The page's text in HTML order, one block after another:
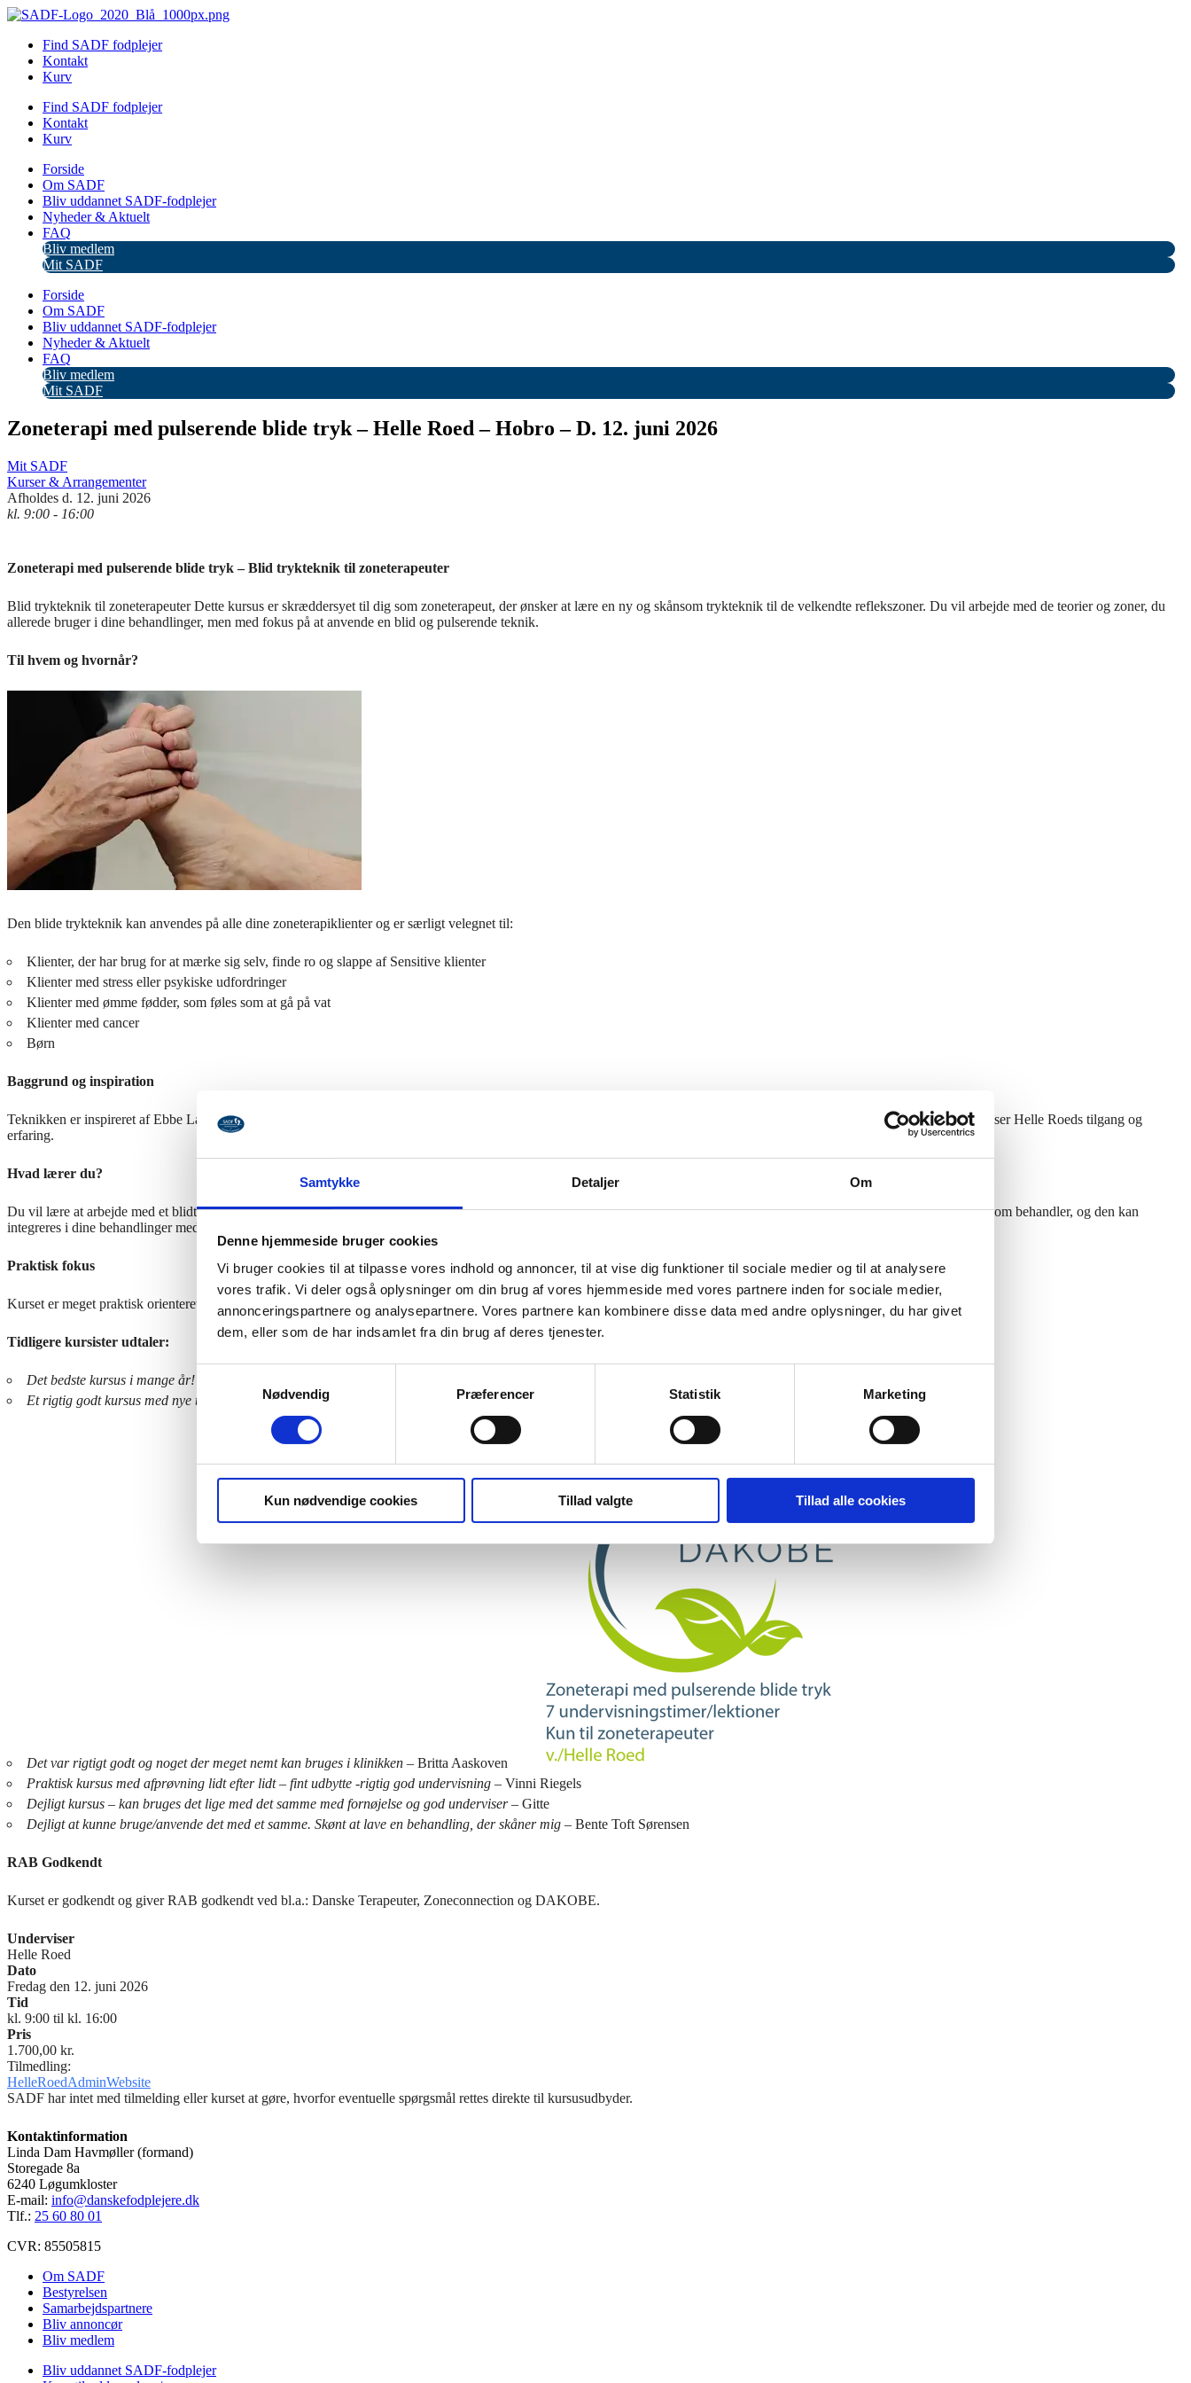
Samtykke Detaljer Om
Denne hjemmeside bruger cookies
Vi bruger cookies til at tilpasse vores indhold og annoncer, til at vise dig funktioner til sociale medier og til at analysere
vores trafik. Vi deler også oplysninger om din brug af vores hjemmeside med vores partnere inden for sociale medier,
annonceringspartnere og analysepartnere. Vores partnere kan kombinere disse data med andre oplysninger, du har givet
dem, eller som de har indsamlet fra din brug af deres tjenester.
Nødvendig
Præferencer Statistik Marketing
Kun nødvendige cookies Tillad valgte Tillad alle cookies
Videre
indholdFind SADF fodplejer
Kontakt
Kurv
Find SADF fodplejer
Kontakt
Kurv
Forside
Om SADF
Bliv uddannet SADF-fodplejer
Nyheder & Aktuelt
FAQ
Bliv medlem
Mit SADF
Forside
Om SADF
Bliv uddannet SADF-fodplejer
Nyheder & Aktuelt
FAQ
Bliv medlem
Mit SADF
Zoneterapi med pulserende blide tryk – Helle Roed – Hobro – D. 12. juni 2026
Mit SADF
Kurser & Arrangementer
Afholdes d. 12. juni 2026
kl. 9:00 - 16:00
Zoneterapi med pulserende blide tryk – Blid trykteknik til zoneterapeuter
Blid trykteknik til zoneterapeuter Dette kursus er skræddersyet til dig som zoneterapeut, der ønsker at lære en ny og skånsom trykteknik til de velkendte reflekszoner. Du vil arbejde med de teorier og zoner, du
allerede bruger i dine behandlinger, men med fokus på at anvende en blid og pulserende teknik.
Til hvem og hvornår?
Den blide trykteknik kan anvendes på alle dine zoneterapiklienter og er særligt velegnet til:
Klienter, der har brug for at mærke sig selv, finde ro og slappe af Sensitive klienter
Klienter med stress eller psykiske udfordringer
Klienter med ømme fødder, som føles som at gå på vat
Klienter med cancer
Børn
Baggrund og inspiration
Teknikken er inspireret af Ebbe Larsens “20 grams tryk,” som han har udviklet og anvendt siden 1983. På dette kursus bliver metoden nyfortolket og videreudviklet med underviser Helle Roeds tilgang og
erfaring.
Hvad lærer du?
Du vil lære at arbejde med et blidt, pulserende tryk, hvor dine hænder og fingre bevæger sig i et vibrerende flow. Teknikken er ikke kun skånsom for klienten, men også for dig som behandler, og den kan
integreres i dine behandlinger med det samme. Effekten på dine klienter Behandlingen skaber en dyb følelse af ro og afslapning hos klienten, og mange falder i søvn undervejs.
Praktisk fokus
Kurset er meget praktisk orienteret, så du gennem gentagen øvelse får teknikken helt ind under huden. Efter kurset vil du være klar til at bruge metoden i din klinik.
Tidligere kursister udtaler:
Det bedste kursus i mange år! – et super kursus både indhold og underviser
Et rigtig godt kursus med nye teknikker, som absolut skal bruges
Det var rigtigt godt og noget der meget nemt kan bruges i klinikken – Britta Aaskoven
Praktisk kursus med afprøvning lidt efter lidt – fint udbytte -rigtig god undervisning – Vinni Riegels
Dejligt kursus – kan bruges det lige med det samme med fornøjelse og god underviser– Gitte
Dejligt at kunne bruge/anvende det med et samme. Skønt at lave en behandling, der skåner mig – Bente Toft Sørensen
RAB Godkendt
Kurset er godkendt og giver RAB godkendt ved bl.a.: Danske Terapeuter, Zoneconnection og DAKOBE.
Underviser
Helle Roed
Dato
Fredag den 12. juni 2026
Tid
kl. 9:00 til kl. 16:00
Pris
1.700,00 kr.
Tilmedling:
HelleRoedAdminWebsite
SADF har intet med tilmelding eller kurset at gøre, hvorfor eventuelle spørgsmål rettes direkte til kursusudbyder.
Kontaktinformation
Linda Dam Havmøller (formand)
Storegade 8a
6240 Løgumkloster
E-mail: info@danskefodplejere.dk
Tlf.: 25 60 80 01
CVR: 85505815
Om SADF
Bestyrelsen
Samarbejdspartnere
Bliv annoncør
Bliv medlem
Bliv uddannet SADF-fodplejer